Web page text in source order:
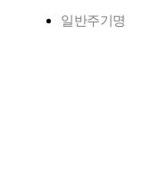
일반주기명